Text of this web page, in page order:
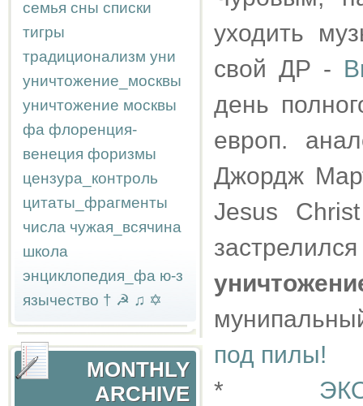
семья сны списки
тигры
традиционализм уни
уничтожение_москвы
уничтожение москвы
фа флоренция-
венеция форизмы
цензура_контроль
цитаты_фрагменты
числа чужая_всячина
школа
энциклопедия_фа ю-з
язычество † ☭ ♫ ✡
MONTHLY
ARCHIVE
уходить
свой ДР -
день
европ.
Джордж
Jesus
под пилы!
*